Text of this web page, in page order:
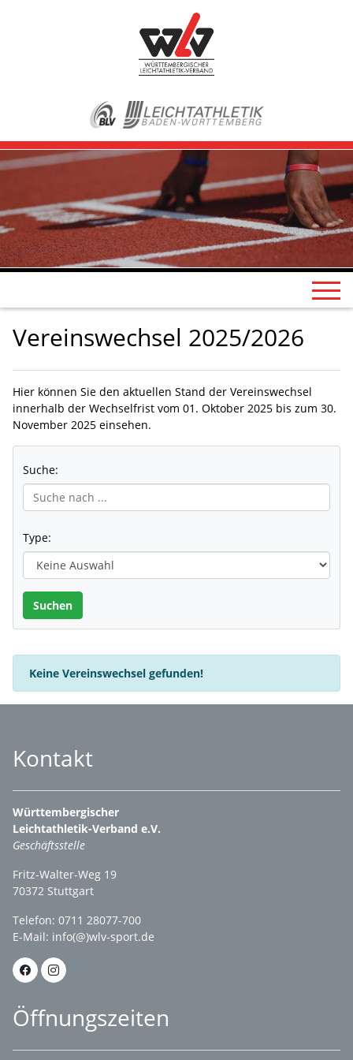
Vereinswechsel 2025/2026
Hier können Sie den aktuellen Stand der Vereinswechsel
innerhalb der Wechselfrist vom 01. Oktober 2025 bis zum 30.
November 2025 einsehen.
Suche:
Type:
Keine Vereinswechsel gefunden!
Kontakt
Württembergischer
Leichtathletik-Verband e.V.
Geschäftsstelle
Fritz-Walter-Weg 19
70372 Stuttgart
Telefon: 0711 28077-700
E-Mail: info(@)wlv-sport.de
Öffnungszeiten